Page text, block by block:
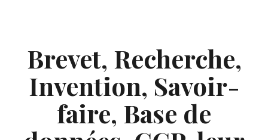
Brevet, Recherche,
Invention, Savoir-
faire, Base de